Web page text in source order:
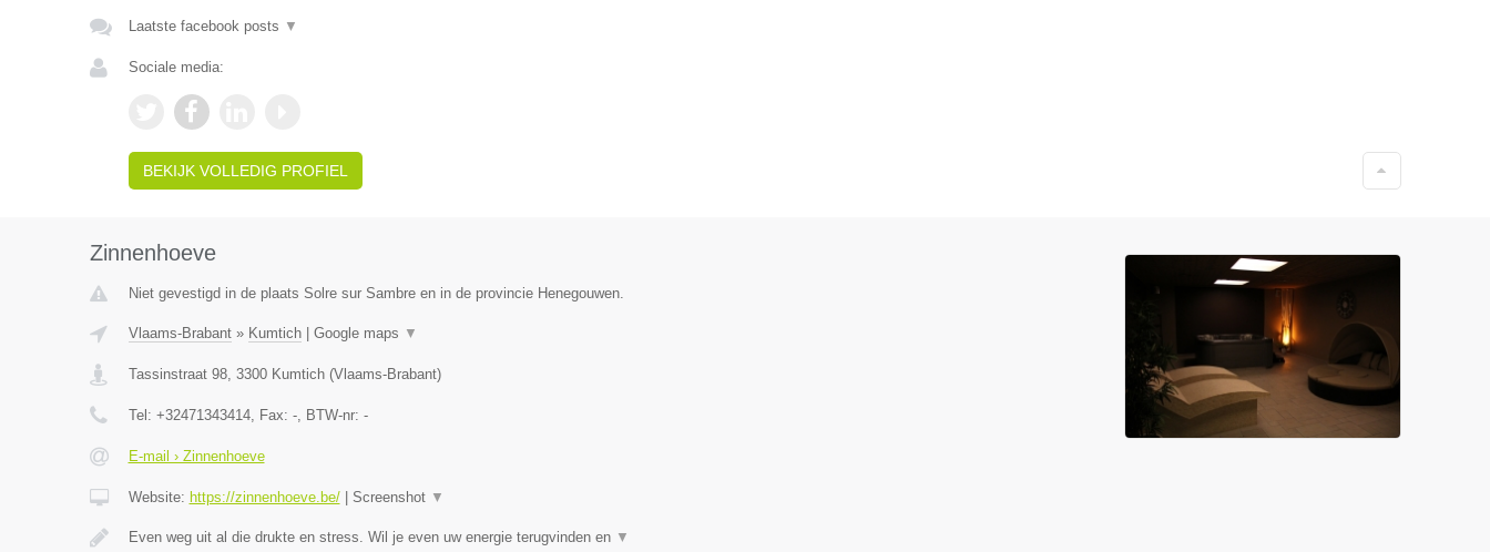
Laatste facebook posts ▼
Sociale media:
BEKIJK VOLLEDIG PROFIEL
Zinnenhoeve
Niet gevestigd in de plaats Solre sur Sambre en in de provincie Henegouwen.
Vlaams-Brabant» Kumtich| Google maps ▼
Tassinstraat 98, 3300 Kumtich(Vlaams-Brabant)
Tel: +32471343414, Fax: -, BTW-nr: -
E-mail › Zinnenhoeve
Website: https://zinnenhoeve.be/| Screenshot ▼
Even weg uit al die drukte en stress. Wil je even uw energie terugvinden en ▼